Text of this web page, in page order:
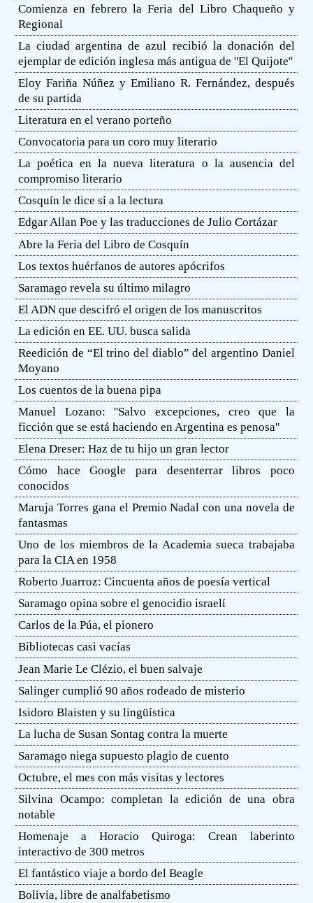
Comienza en febrero la Feria del Libro Chaqueño y
Regional
La ciudad argentina de azul recibió la donación del
ejemplar de edición inglesa más antigua de ''El Quijote''
Eloy Fariña Núñez y Emiliano R. Fernández, después
de su partida
Literatura en el verano porteño
Convocatoria para un coro muy literario
La poética en la nueva literatura o la ausencia del
compromiso literario
Cosquín le dice sí a la lectura
Edgar Allan Poe y las traducciones de Julio Cortázar
Abre la Feria del Libro de Cosquín
Los textos huérfanos de autores apócrifos
Saramago revela su último milagro
El ADN que descifró el origen de los manuscritos
La edición en EE. UU. busca salida
Reedición de “El trino del diablo” del argentino Daniel
Moyano
Los cuentos de la buena pipa
Manuel Lozano: ''Salvo excepciones, creo que la
ficción que se está haciendo en Argentina es penosa''
Elena Dreser: Haz de tu hijo un gran lector
Cómo hace Google para desenterrar libros poco
conocidos
Maruja Torres gana el Premio Nadal con una novela de
fantasmas
Uno de los miembros de la Academia sueca trabajaba
para la CIA en 1958
Roberto Juarroz: Cincuenta años de poesía vertical
Saramago opina sobre el genocidio israelí
Carlos de la Púa, el pionero
Bibliotecas casi vacías
Jean Marie Le Clézio, el buen salvaje
Salinger cumplió 90 años rodeado de misterio
Isidoro Blaisten y su lingüística
La lucha de Susan Sontag contra la muerte
Saramago niega supuesto plagio de cuento
Octubre, el mes con más visitas y lectores
Silvina Ocampo: completan la edición de una obra
notable
Homenaje a Horacio Quiroga: Crean laberinto
interactivo de 300 metros
El fantástico viaje a bordo del Beagle
Bolivia, libre de analfabetismo